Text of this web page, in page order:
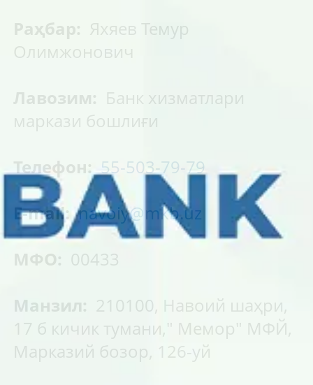
Яхяев Темур
Олимжонович
Банк хизматлари
маркази бошлиғи
Телефон:55-503-79-79
E-mail:navoiy@mkb.uz
МФО:
00433
Манзил:
210100, Навоий шаҳри,
17 б кичик тумани," Мемор" МФЙ,
Марказий бозор, 126-уй